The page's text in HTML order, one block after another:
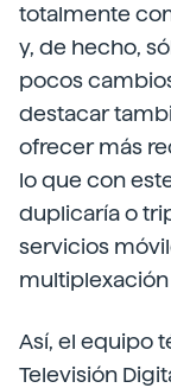
totalmente
y, de hecho,
pocos
destacar
ofrecer más
lo que con
duplicaría o
servicios
Así, el equipo
Televisión